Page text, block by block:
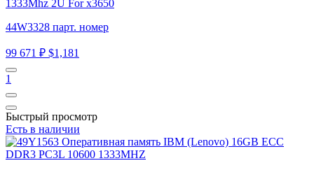
1333Mhz 2U For x3650
44W3328 парт. номер
99 671 ₽ $1,181
1
Быстрый просмотр
Есть в наличии